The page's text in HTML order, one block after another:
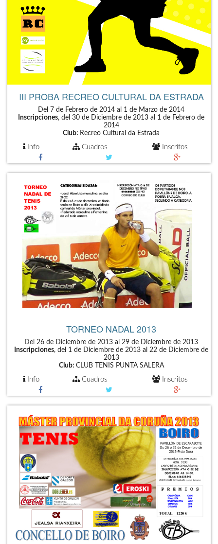
III PROBA RECREO CULTURAL DA ESTRADA
Del 7 de Febrero de 2014 al 1 de Marzo de 2014
Inscripciones, del 30 de Diciembre de 2013 al 1 de Febrero de
2014
Club: Recreo Cultural da Estrada
Info Cuadros Inscritos
TORNEO NADAL 2013
Del 26 de Diciembre de 2013 al 29 de Diciembre de 2013
Inscripciones, del 1 de Diciembre de 2013 al 22 de Diciembre de
2013
Club: CLUB TENIS PUNTA SALERA
Info Cuadros Inscritos